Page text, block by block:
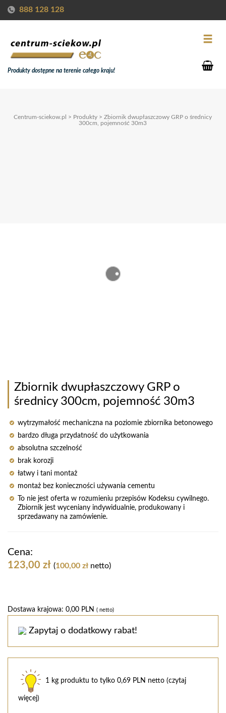
888 128 128
Produkty dostępne na terenie całego kraju!
Centrum-sciekow.pl > Produkty >Zbiornik dwupłaszczowy GRP o średnicy
300cm, pojemność 30m3
Zbiornik dwupłaszczowy GRP o
średnicy 300cm, pojemność 30m3
wytrzymałość mechaniczna na poziomie zbiornika betonowego
bardzo długa przydatność do użytkowania
absolutna szczelność
brak korozji
łatwy i tani montaż
montaż bez konieczności używania cementu
To nie jest oferta w rozumieniu przepisów Kodeksu cywilnego.
Zbiornik jest wyceniany indywidualnie, produkowany i
sprzedawany na zamówienie.
Cena:
123,00 zł (100,00 zł netto)
Dostawa krajowa: 0,00 PLN ( netto)
Zapytaj o dodatkowy rabat!
1 kg produktu to tylko 0,69 PLN netto (czytaj
więcej)